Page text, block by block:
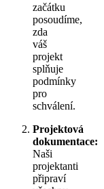
začátku
posoudíme,
zda
váš
projekt
splňuje
podmínky
pro
schválení.
Projektová
dokumentace:
Naši
projektanti
připraví